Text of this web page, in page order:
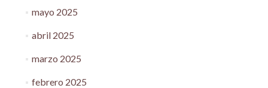
mayo 2025
abril 2025
marzo 2025
febrero 2025